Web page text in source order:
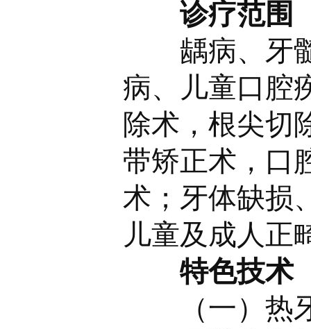
诊疗范围
龋病、牙
病、儿童口腔
除术，根尖切
带矫正术，口
术；牙体缺损
儿童及成人正
特色技术
（一）